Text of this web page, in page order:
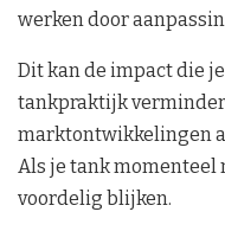
werken door
Dit kan de impact die
tankpraktijk
marktontwikkelingen
Als je tank momenteel
voordelig blijken.